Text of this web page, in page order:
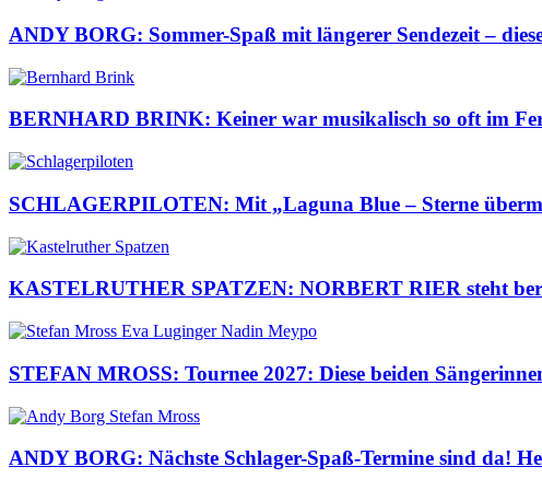
ANDY BORG: Sommer-Spaß mit längerer Sendezeit –
BERNHARD BRINK: Keiner war musikalisch so oft im
SCHLAGERPILOTEN: Mit „Laguna Blue – Sterne
KASTELRUTHER SPATZEN: NORBERT RIER steht
STEFAN MROSS: Tournee 2027: Diese beiden
ANDY BORG: Nächste Schlager-Spaß-Termine sind da!